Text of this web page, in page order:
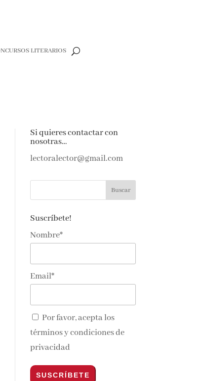
LITERARIOS
Si quieres contactar con
nosotras…
lectoralector@gmail.com
Suscríbete!
Nombre*
Email*
Por favor, acepta los
términos y condiciones de
privacidad